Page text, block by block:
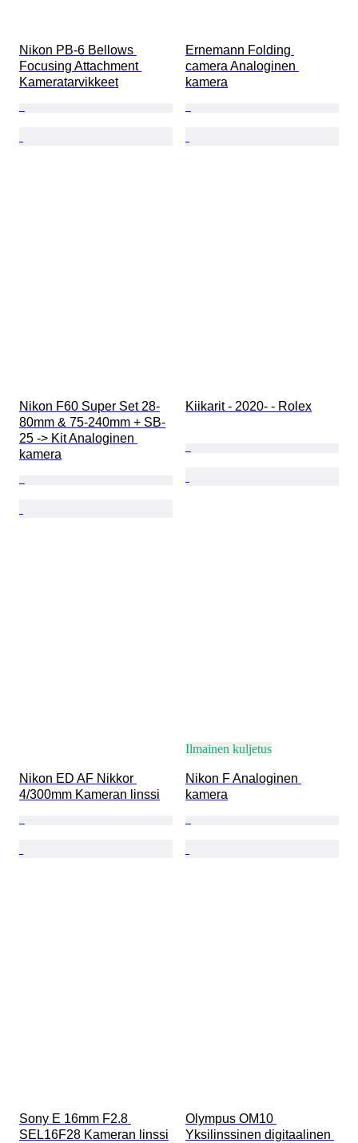
Nikon PB-6 Bellows
Focusing Attachment
Kameratarvikkeet
Ernemann Folding
camera Analoginen
kamera
Nikon F60 Super Set 28-
80mm & 75-240mm + SB-
25 -> Kit Analoginen
kamera
Kiikarit - 2020- - Rolex
Nikon ED AF Nikkor
4/300mm Kameran linssi
Ilmainen kuljetus
Nikon F Analoginen
kamera
Sony E 16mm F2.8
SEL16F28 Kameran linssi
Olympus OM10
Yksilinssinen digitaalinen